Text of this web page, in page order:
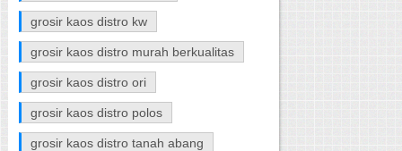
grosir kaos distro kw
grosir kaos distro murah berkualitas
grosir kaos distro ori
grosir kaos distro polos
grosir kaos distro tanah abang